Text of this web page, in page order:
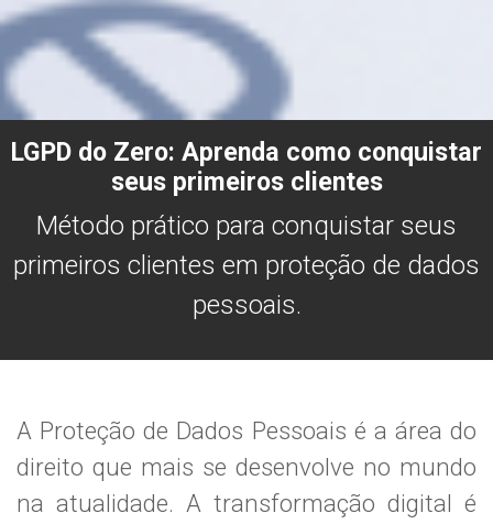
LGPD do Zero: Aprenda como conquistar
seus primeiros clientes
Método prático para conquistar seus
primeiros clientes em proteção de dados
pessoais.
A Proteção de Dados Pessoais é a área do
direito que mais se desenvolve no mundo
na atualidade. A transformação digital é